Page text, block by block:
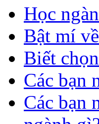
Học
Bật mí
Biết
Các bạn
Các bạn